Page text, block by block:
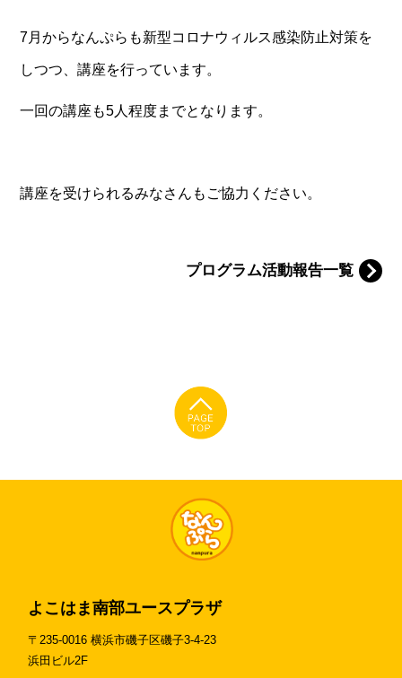
7月からなんぷらも新型コロナウィルス感染防止対策を
しつつ、講座を行っています。
一回の講座も5人程度までとなります。
講座を受けられるみなさんもご協力ください。
プログラム活動報告一覧
よこはま南部ユースプラザ
〒235-0016 横浜市磯子区磯子3-4-23
浜田ビル2F